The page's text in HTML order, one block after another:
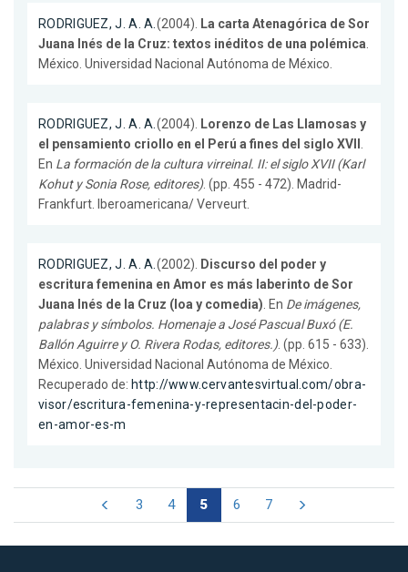
RODRIGUEZ, J. A. A.(2004). La carta Atenagórica de Sor
Juana Inés de la Cruz: textos inéditos de una polémica.
México. Universidad Nacional Autónoma de México.
RODRIGUEZ, J. A. A.(2004). Lorenzo de Las Llamosas y
el pensamiento criollo en el Perú a fines del siglo XVII .
En La formación de la cultura virreinal. II: el siglo XVII (Karl
Kohut y Sonia Rose, editores). (pp. 455 - 472). Madrid-
Frankfurt. Iberoamericana/ Verveurt.
RODRIGUEZ, J. A. A.(2002). Discurso del poder y
escritura femenina en Amor es más laberinto de Sor
Juana Inés de la Cruz (loa y comedia). En De imágenes,
palabras y símbolos. Homenaje a José Pascual Buxó (E.
Ballón Aguirre y O. Rivera Rodas, editores.). (pp. 615 - 633).
México. Universidad Nacional Autónoma de México.
Recuperado de: http://www.cervantesvirtual.com/obra-
visor/escritura-femenina-y-representacin-del-poder-
en-amor-es-m
3 4 5 6 7